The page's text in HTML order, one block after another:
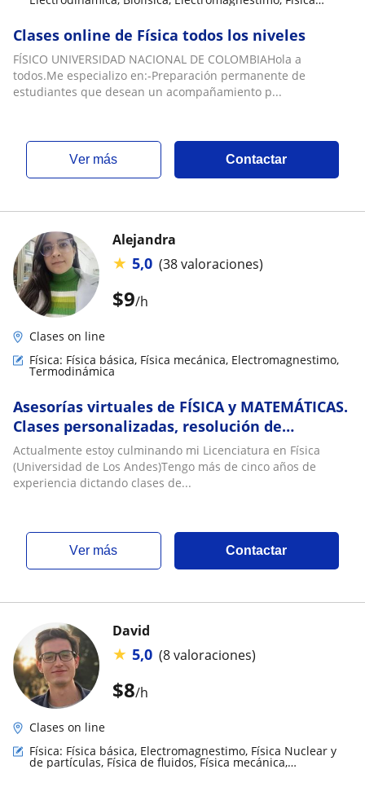
Clases online de Física todos los niveles
FÍSICO UNIVERSIDAD NACIONAL DE COLOMBIAHola a
todos.Me especializo en:-Preparación permanente de
estudiantes que desean un acompañamiento p...
ver más Contactar
$9/h
Alejandra
★ 5,0 (38 valoraciones)
Clases on line
Física: Física básica, Física mecánica, Electromagnestimo,
Termodinámica
Asesorías virtuales de FÍSICA y MATEMÁTICAS.
Clases personalizadas, resolución de
ejercicios
Actualmente estoy culminando mi Licenciatura en Física
(Universidad de Los Andes)Tengo más de cinco años de
experiencia dictando clases de...
ver más Contactar
$8/h
David
★ 5,0 (8 valoraciones)
Clases on line
Física: Física básica, Electromagnestimo, Física Nuclear y
de partículas, Física de fluidos, Física mecánica,
Electrodinámica